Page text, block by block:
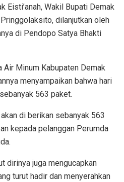
Eisti’anah, Wakil Bupati Demak
dilanjutkan oleh
di Pendopo Satya Bhakti
Air Minum Kabupaten Demak
menyampaikan bahwa hari
563 paket.
di berikan sebanyak 563
kepada pelanggan Perumda
dirinya juga mengucapkan
turut hadir dan menyerahkan